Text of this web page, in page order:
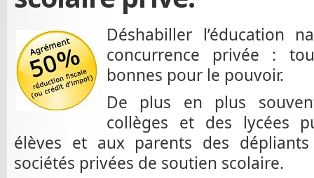
Déshabiller l’éducation
concurrence privée :
bonnes pour le pouvoir.
De plus en plus
collèges et des lycées
élèves et aux parents des
sociétés privées de soutien scolaire.